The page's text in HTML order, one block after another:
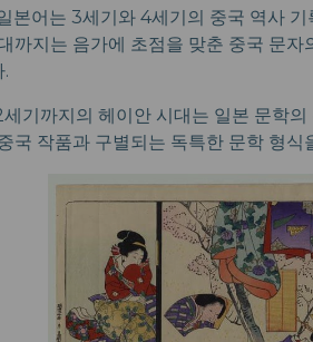
본어는 3세기와 4세기의 중국 역사
까지는 음가에 초점을 맞춘 중국 문
기까지의 헤이안 시대는 일본 문학
국 작품과 구별되는 독특한 문학 형식